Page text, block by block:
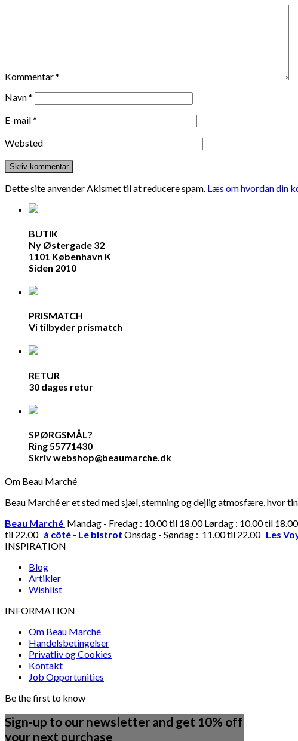
Kommentar*
Navn*
E-mail*
Websted
Dette site anvender Akismet til at reducere spam. Læs om hvordan din
BUTIK
Ny Østergade 32
1101 København K
Siden 2010
PRISMATCH
Vi tilbyder prismatch
RETUR
30 dages retur
SPØRGSMÅL?
Ring 55771430
Skriv webshop@beaumarche.dk
Om Beau Marché
Beau Marché er et sted med sjæl, stemning og dejlig atmosfære, hvor
Beau Marché Mandag - Fredag : 10.00 til 18.00 Lørdag : 10.00 til
til 22.00 à côté - Le bistrot Onsdag - Søndag : 11.00 til 22.00 Les
INSPIRATION
Blog
Artikler
Wishlist
INFORMATION
Om Beau Marché
Handelsbetingelser
Privatliv og Cookies
Kontakt
Job Opportunities
Be the first to know
Sign-up to our newsletter and get 10% off
your next purchase